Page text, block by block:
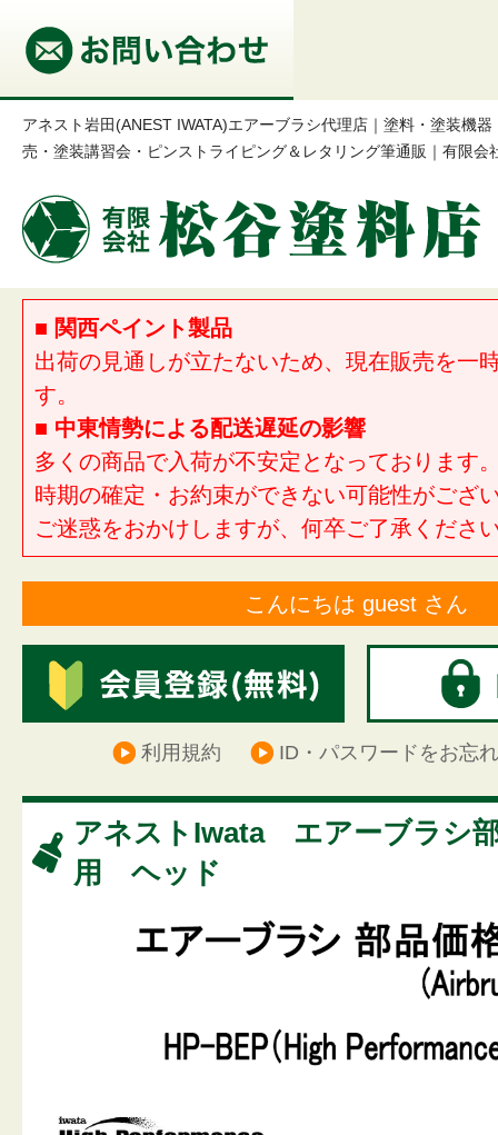
アネスト岩田(ANEST IWATA)エアーブラシ代理店｜塗料・塗装機
売・塗装講習会・ピンストライピング＆レタリング筆通販｜有限会
■ 関西ペイント製品
出荷の見通しが立たないため、現在販売を一
す。
■ 中東情勢による配送遅延の影響
多くの商品で入荷が不安定となっております
時期の確定・お約束ができない可能性がござ
ご迷惑をおかけしますが、何卒ご了承くださ
こんにちは guest さん
利用規約 ID・パスワードをお忘
アネストIwata エアーブラシ
用 ヘッド